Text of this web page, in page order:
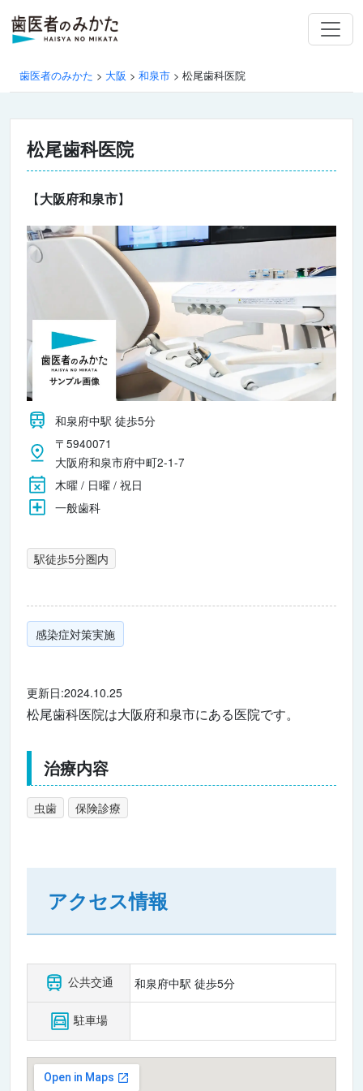
歯医者のみかた > 大阪 > 和泉市 > 松尾歯科医院
松尾歯科医院
【大阪府和泉市】
和泉府中駅 徒歩5分
〒5940071
大阪府和泉市府中町2-1-7
木曜 / 日曜 / 祝日
一般歯科
駅徒歩5分圏内
感染症対策実施
更新日:2024.10.25
松尾歯科医院は大阪府和泉市にある医院です。
治療内容
虫歯 保険診療
アクセス情報
公共交通 和泉府中駅 徒歩5分
駐車場